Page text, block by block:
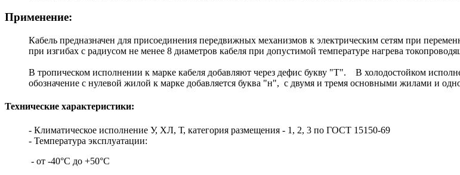
Применение:
Кабель предназначен для присоединения передвижных механизмов к электрическим сетям при
при изгибах с радиусом не менее 8 диаметров кабеля при допустимой температуре нагрева
В тропическом исполнении к марке кабеля добавляют через дефис букву "Т". В холодостойком
обозначение с нулевой жилой к марке добавляется буква "н", с двумя и тремя основными жилами и
Технические характеристики:
- Климатическое исполнение У, ХЛ, Т, категория размещения - 1, 2, 3 по ГОСТ 15150-69
- Температура эксплуатации:
- от -40°С до +50°С